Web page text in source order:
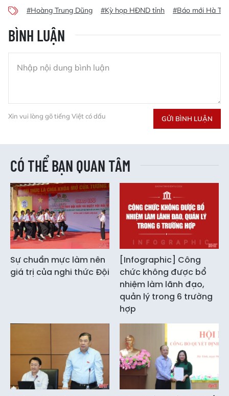
#Hoàng Trung Dũng #Kỳ họp HĐND tỉnh #Báo mới Hà
BÌNH LUẬN
Xin vui lòng gõ tiếng Việt có dấu GỬI BÌNH LUẬN
CÓ THỂ BẠN QUAN TÂM
Sự chuẩn mực làm nên
giá trị của nghi thức Đội
[Infographic] Công
chức không được bổ
nhiệm làm lãnh đạo,
quản lý trong 6 trường
hợp